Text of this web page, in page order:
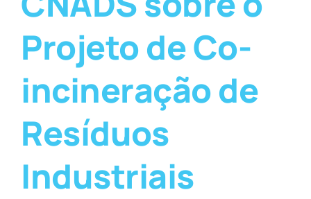
Projeto de Co-
incineração de
Resíduos
Industriais